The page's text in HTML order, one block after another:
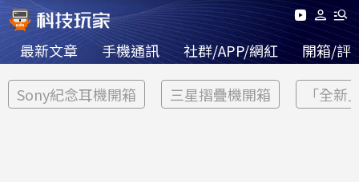
最新文章 手機通訊 社群/APP/網紅 開箱/評
Sony紀念耳機開箱 三星摺疊機開箱 「全新